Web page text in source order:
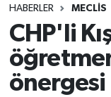
HABERLER MECLIS
CHP'li
önergesi
Tüm
Son Dakika
Haber Arşivi